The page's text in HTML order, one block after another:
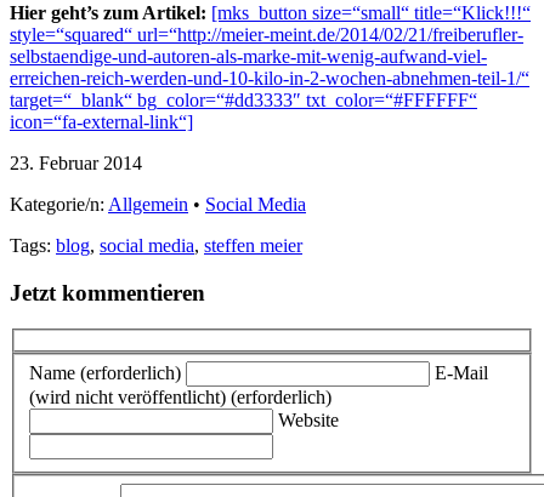
Hier geht’s zum Artikel: [mks_button size=“small“ title=“Klick!!!“
style=“squared“ url=“http://meier-meint.de/2014/02/21/freiberufler-
selbstaendige-und-autoren-als-marke-mit-wenig-aufwand-viel-
erreichen-reich-werden-und-10-kilo-in-2-wochen-abnehmen-teil-1/“
target=“_blank“ bg_color=“#dd3333″ txt_color=“#FFFFFF“
icon=“fa-external-link“]
23. Februar 2014
Kategorie/n: Allgemein • Social Media
Tags: blog, social media, steffen meier
Jetzt kommentieren
Name (erforderlich)
E-Mail
(wird nicht veröffentlicht) (erforderlich)
Website